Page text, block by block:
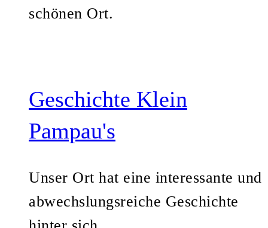
schönen Ort.
Geschichte Klein
Pampau's
Unser Ort hat eine interessante und
abwechslungsreiche Geschichte